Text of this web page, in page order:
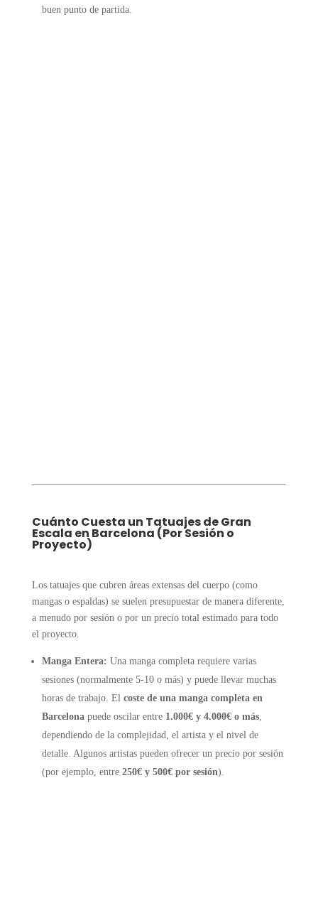
buen punto de partida.
Cuánto Cuesta un Tatuajes de Gran
Escala en Barcelona (Por Sesión o
Proyecto)
Los tatuajes que cubren áreas extensas del cuerpo (como
mangas o espaldas) se suelen presupuestar de manera diferente,
a menudo por sesión o por un precio total estimado para todo
el proyecto.
Manga Entera: Una manga completa requiere varias
sesiones (normalmente 5-10 o más) y puede llevar muchas
horas de trabajo. El coste de una manga completa en
Barcelona puede oscilar entre 1.000€ y 4.000€ o más,
dependiendo de la complejidad, el artista y el nivel de
detalle. Algunos artistas pueden ofrecer un precio por sesión
(por ejemplo, entre 250€ y 500€ por sesión).